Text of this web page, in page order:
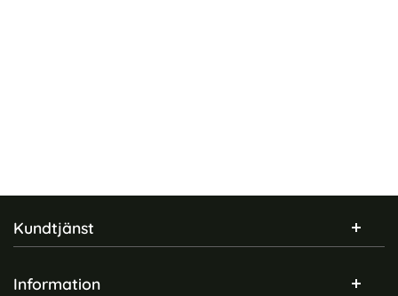
Sidfot Blandad info och länkar
Kundtjänst
Information